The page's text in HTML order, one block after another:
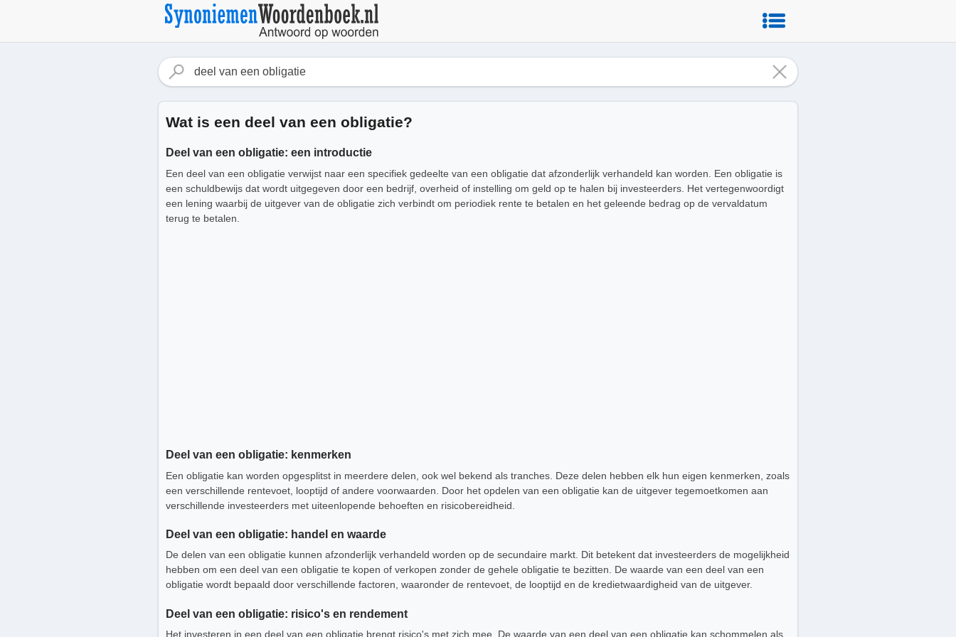
Wat is een deel van een obligatie?
Deel van een obligatie: een introductie
Een deel van een obligatie verwijst naar een specifiek gedeelte van een obligatie dat afzonderlijk verhandeld kan worden. Een obligatie is
een schuldbewijs dat wordt uitgegeven door een bedrijf, overheid of instelling om geld op te halen bij investeerders. Het vertegenwoordigt
een lening waarbij de uitgever van de obligatie zich verbindt om periodiek rente te betalen en het geleende bedrag op de vervaldatum
terug te betalen.
Deel van een obligatie: kenmerken
Een obligatie kan worden opgesplitst in meerdere delen, ook wel bekend als tranches. Deze delen hebben elk hun eigen kenmerken, zoals
een verschillende rentevoet, looptijd of andere voorwaarden. Door het opdelen van een obligatie kan de uitgever tegemoetkomen aan
verschillende investeerders met uiteenlopende behoeften en risicobereidheid.
Deel van een obligatie: handel en waarde
De delen van een obligatie kunnen afzonderlijk verhandeld worden op de secundaire markt. Dit betekent dat investeerders de mogelijkheid
hebben om een deel van een obligatie te kopen of verkopen zonder de gehele obligatie te bezitten. De waarde van een deel van een
obligatie wordt bepaald door verschillende factoren, waaronder de rentevoet, de looptijd en de kredietwaardigheid van de uitgever.
Deel van een obligatie: risico's en rendement
Het investeren in een deel van een obligatie brengt risico's met zich mee. De waarde van een deel van een obligatie kan schommelen als